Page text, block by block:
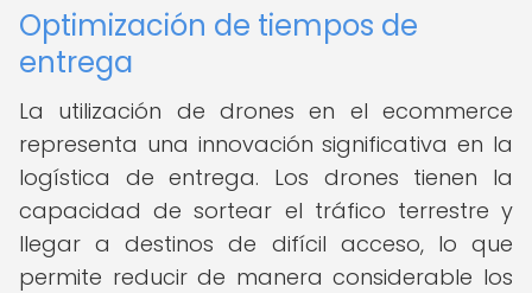
Optimización de tiempos de
entrega
La utilización de drones en el ecommerce
representa una innovación significativa en la
logística de entrega. Los drones tienen la
capacidad de sortear el tráfico terrestre y
llegar a destinos de difícil acceso, lo que
permite reducir de manera considerable los